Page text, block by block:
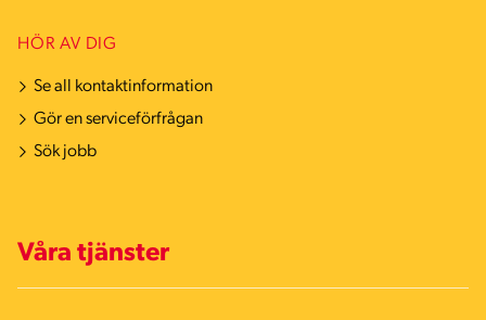
HÖR AV DIG
Se all kontaktinformation
Gör en serviceförfrågan
Sök jobb
Våra tjänster